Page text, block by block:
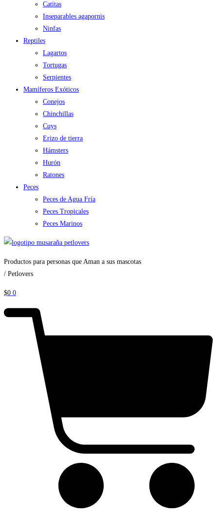
Catitas
Inseparables agapornis
Ninfas
Reptiles
Lagartos
Tortugas
Serpientes
Mamíferos Exóticos
Conejos
Chinchillas
Cuys
Erizo de tierra
Hámsters
Hurón
Ratones
Peces
Peces de Agua Fría
Peces Tropicales
Peces Marinos
Productos para personas que Aman a sus mascotas
/ Petlovers
$0 0